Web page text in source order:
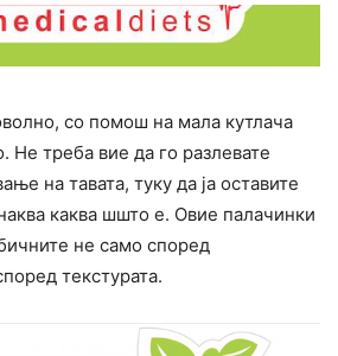
со помош на мала кутлача
Не треба вие да го разлевате
на тавата, туку да ја оставите
каква шшто е. Овие палачинки
не само според
текстурата.